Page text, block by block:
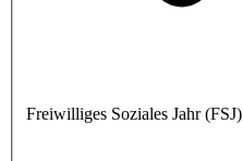
Freiwilliges Soziales Jahr (FSJ)